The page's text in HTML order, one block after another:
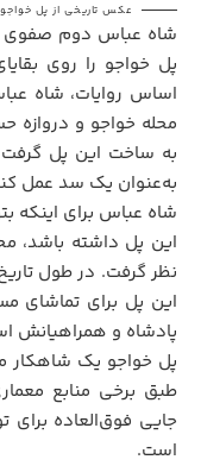
عکس تاریخی از پل خواجو
پل خواجو را روی
اساس روایات، شاه
محله خواجو و دروازه
به ساخت این پل گرفت
به‌عنوان یک سد عمل
شاه عباس برای اینکه
این پل داشته
نظر گرفت. در طول
این پل برای تماشای
پادشاه و همراهیانش
پل خواجو یک شاهکار
طبق برخی منابع
جایی فوق‌العاده
است.